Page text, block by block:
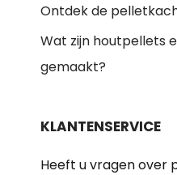
Ontdek de
Wat zijn houtpellets
gemaakt?
KLANTENSERVICE
Heeft u vragen over